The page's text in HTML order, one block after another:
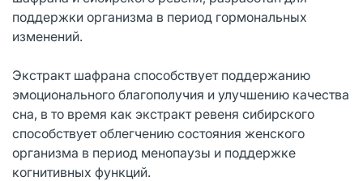
поддержки организма в период гормональных
изменений.
Экстракт шафрана способствует поддержанию
эмоционального благополучия и улучшению качества
сна, в то время как экстракт ревеня сибирского
способствует облегчению состояния женского
организма в период менопаузы и поддержке
когнитивных функций.